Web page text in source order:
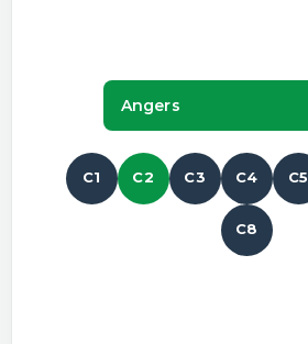
Angers
C1 C2 C3 C4 C5
C8